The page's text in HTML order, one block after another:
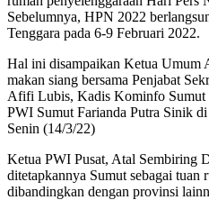
Sebelumnya, HPN 2022
Tenggara pada 6-9 Februari 2022.
Hal ini disampaikan Ketua Umum
makan siang bersama Penjabat
Afifi Lubis, Kadis Kominfo Sumut
PWI Sumut Farianda Putra Sinik di
Senin (14/3/22)
Ketua PWI Pusat, Atal Sembiring
ditetapkannya Sumut sebagai tuan
dibandingkan dengan provinsi